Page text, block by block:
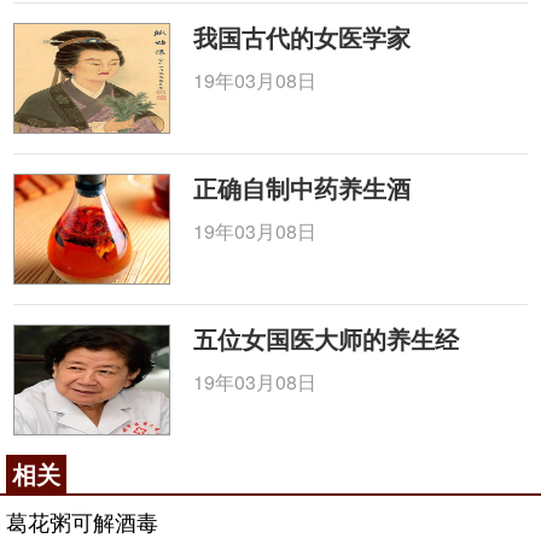
我国古代的女医学家
19年03月08日
正确自制中药养生酒
19年03月08日
五位女国医大师的养生经
19年03月08日
相关
葛花粥可解酒毒